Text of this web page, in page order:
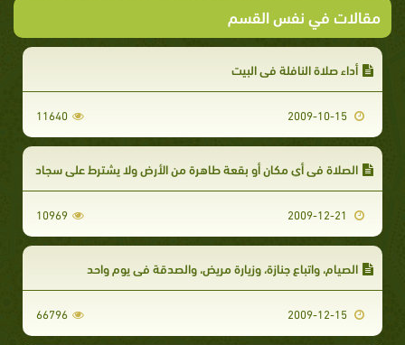
مقالات في نفس القسم
أداء صلاة النافلة في البيت
11640
الصلاة في أي مكان أو بقعة طاهرة من الأرض ولا يشترط على سجاد
10969
الصيام، واتباع جنازة، وزيارة مريض، والصدقة في يوم واحد
66796